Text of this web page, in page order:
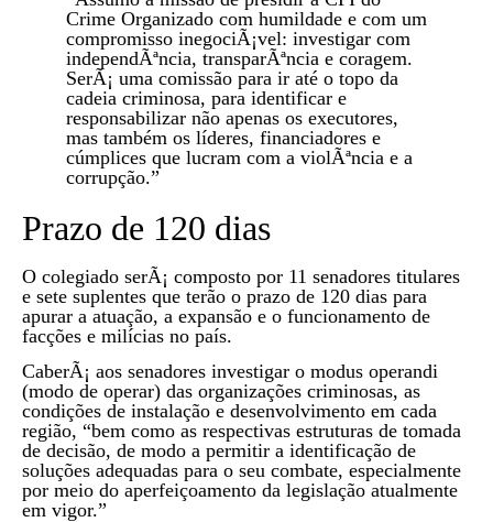
Crime Organizado com humildade e com um
compromisso inegociÃ¡vel: investigar com
independÃªncia, transparÃªncia e coragem.
SerÃ¡ uma comissão para ir até o topo da
cadeia criminosa, para identificar e
responsabilizar não apenas os executores,
mas também os líderes, financiadores e
cúmplices que lucram com a violÃªncia e a
corrupção.”
Prazo de 120 dias
O colegiado serÃ¡ composto por 11 senadores titulares
e sete suplentes que terão o prazo de 120 dias para
apurar a atuação, a expansão e o funcionamento de
facções e milícias no país.
CaberÃ¡ aos senadores investigar o modus operandi
(modo de operar) das organizações criminosas, as
condições de instalação e desenvolvimento em cada
região, “bem como as respectivas estruturas de tomada
de decisão, de modo a permitir a identificação de
soluções adequadas para o seu combate, especialmente
por meio do aperfeiçoamento da legislação atualmente
em vigor.”